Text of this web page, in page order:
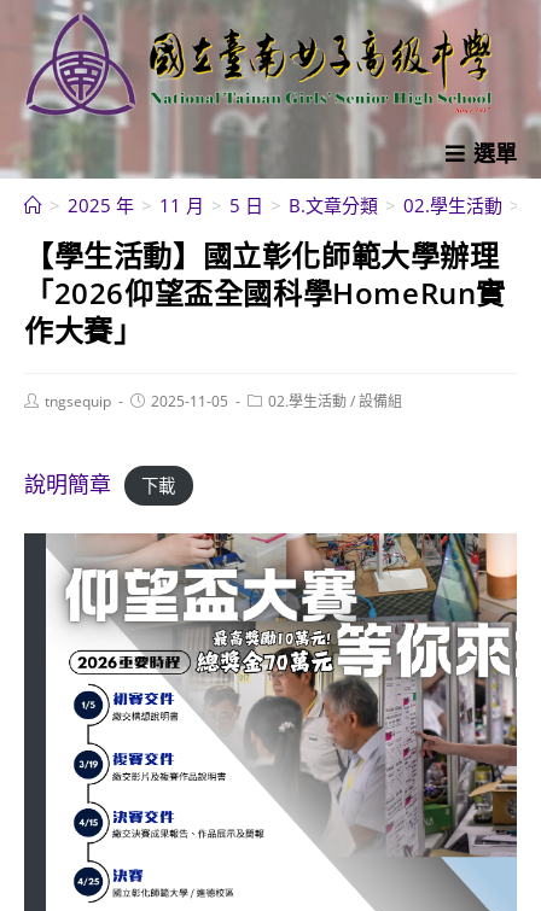
內
選單
> 2025 年 > 11 月 > 5 日 > B.文章分類 > 02.學生活動 >
【學生活動】國立彰化師範大學辦理
「2026仰望盃全國科學HomeRun實
作大賽」
Posttngsequip
Post2025-11-05
Post02.學生活動/設備組
說明簡章 下載